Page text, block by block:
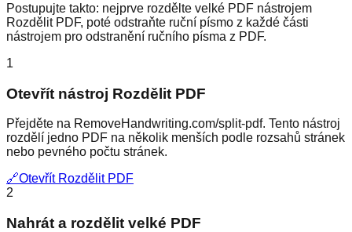
Postupujte takto: nejprve rozdělte velké PDF nástrojem
Rozdělit PDF, poté odstraňte ruční písmo z každé části
nástrojem pro odstranění ručního písma z PDF.
1
Otevřít nástroj Rozdělit PDF
Přejděte na RemoveHandwriting.com/split-pdf. Tento nástroj
rozdělí jedno PDF na několik menších podle rozsahů stránek
nebo pevného počtu stránek.
🔗Otevřít Rozdělit PDF
2
Nahrát a rozdělit velké PDF